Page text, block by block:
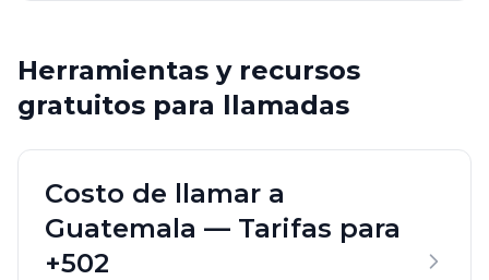
Herramientas y recursos
gratuitos para llamadas
Costo de llamar a
Guatemala — Tarifas para
+502